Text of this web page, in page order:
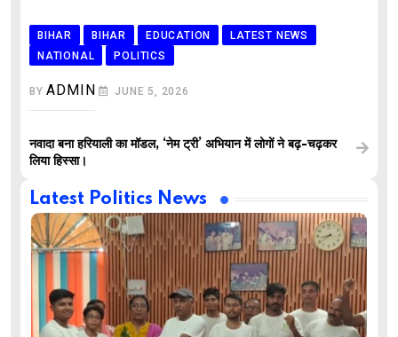
BIHAR BIHAR EDUCATION
LATEST NEWS
NATIONAL
POLITICS
BYADMIN JUNE 5, 2026
नवादा बना हरियाली का मॉडल, ‘नेम ट्री’ अभियान में लोगों ने बढ़-चढ़कर
लिया हिस्सा।
Latest Politics News